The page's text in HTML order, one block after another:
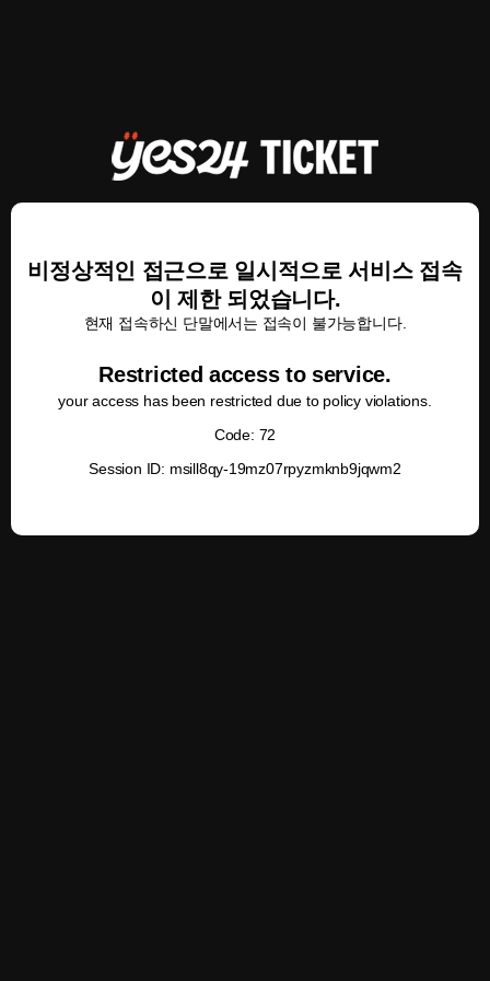
비정상적인 접근으로 일시적으로 서비스 접속
이 제한 되었습니다.
현재 접속하신 단말에서는 접속이 불가능합니다.
Restricted access to service.
your access has been restricted due to policy violations.
Code: 72
Session ID: msill8qy-19mz07rpyzmknb9jqwm2